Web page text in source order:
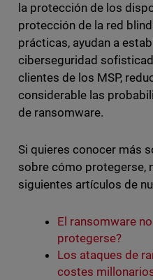
la protección de los
protección de la red
prácticas, ayudan a
ciberseguridad
clientes de los MSP,
considerable las
de ransomware.
Si quieres conocer más
sobre cómo protegerse,
siguientes artículos de
El ransomware
protegerse?
Los ataques de
costes